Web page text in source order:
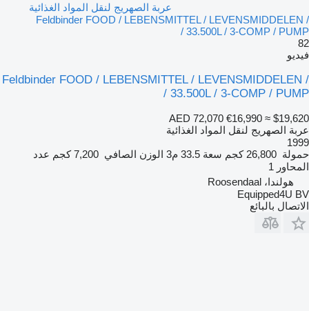
عربة الصهريج لنقل المواد الغذائية
Feldbinder FOOD / LEBENSMITTEL / LEVENSMIDDELEN /
33.500L / 3-COMP / PUMP /
82
فيديو
Feldbinder FOOD / LEBENSMITTEL / LEVENSMIDDELEN /
33.500L / 3-COMP / PUMP /
AED 72,070 €16,990 ≈ $19,620
عربة الصهريج لنقل المواد الغذائية
1999
حمولة 26,800 كجم سعة 33.5 م3 الوزن الصافي 7,200 كجم
عدد
المحاور 1
هولندا، Roosendaal
Equipped4U BV
الاتصال بالبائع